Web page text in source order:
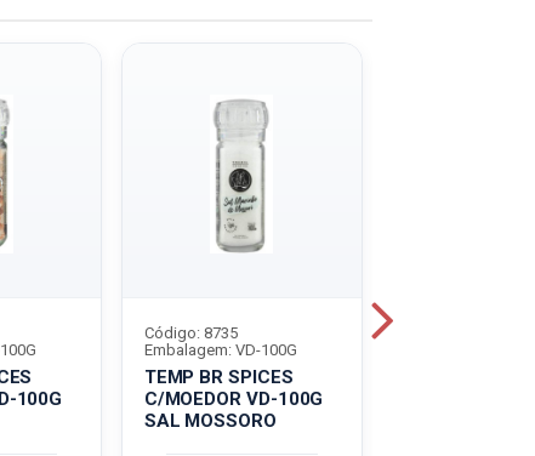
100G
TEMP BR SPICES
C/MOEDOR VD-100G
SAL MOSSORO
Código: 8735
Embalagem: VD-100G